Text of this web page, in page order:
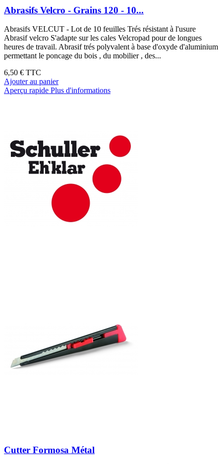
Abrasifs Velcro - Grains 120 - 10...
Abrasifs VELCUT - Lot de 10 feuilles Trés résistant à l'usure
Abrasif velcro S'adapte sur les cales Velcropad pour de longues
heures de travail. Abrasif trés polyvalent à base d'oxyde d'aluminium
permettant le poncage du bois , du mobilier , des...
6,50 € TTC
Ajouter au panier
Aperçu rapide Plus d'informations
Cutter Formosa Métal